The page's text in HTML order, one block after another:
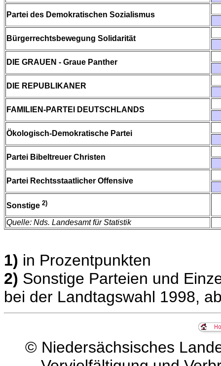
Partei des Demokratischen Sozialismus
Bürgerrechtsbewegung Solidarität
DIE GRAUEN - Graue Panther
DIE REPUBLIKANER
FAMILIEN-PARTEI DEUTSCHLANDS
Ökologisch-Demokratische Partei
Partei Bibeltreuer Christen
Partei Rechtsstaatlicher Offensive
Sonstige 2)
Quelle: Nds. Landesamt für Statistik
1) in Prozentpunkten
2) Sonstige Parteien und
bei der Landtagswahl 1998,
© Niedersächsisches